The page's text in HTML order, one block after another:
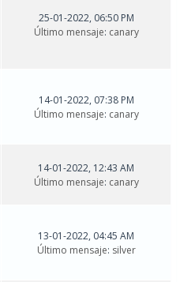
25-01-2022, 06:50 PM
Último mensaje: canary
14-01-2022, 07:38 PM
Último mensaje: canary
14-01-2022, 12:43 AM
Último mensaje: canary
13-01-2022, 04:45 AM
Último mensaje: silver